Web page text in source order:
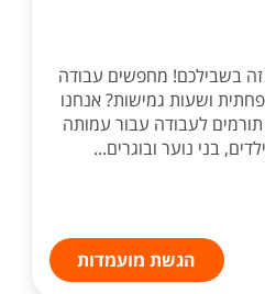
בשבילכם! מחפשים עבודה
ושעות גמישות? אנחנו
לעבודה עבור עמותה
בני נוער ובוגרים...
הגשת מועמדות